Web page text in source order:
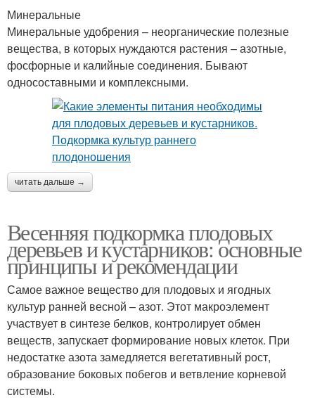
Минеральные
Минеральные удобрения – неорганические полезные
вещества, в которых нуждаются растения – азотные,
фосфорные и калийные соединения. Бывают
односоставными и комплексными.
читать дальше →
Весенняя подкормка плодовых
деревьев и кустарников: основные
принципы и рекомендации
Самое важное вещество для плодовых и ягодных
культур ранней весной – азот. Этот макроэлемент
участвует в синтезе белков, контролирует обмен
веществ, запускает формирование новых клеток. При
недостатке азота замедляется вегетативный рост,
образование боковых побегов и ветвление корневой
системы.